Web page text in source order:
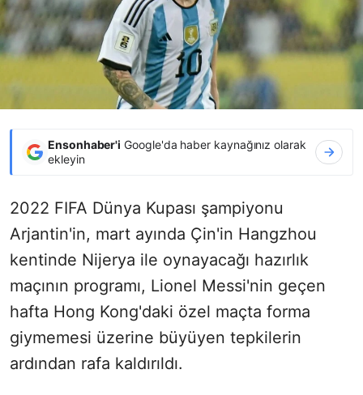
Ensonhaber'i Google'da haber kaynağınız olarak
ekleyin
2022 FIFA Dünya Kupası şampiyonu
Arjantin'in, mart ayında Çin'in Hangzhou
kentinde Nijerya ile oynayacağı hazırlık
maçının programı, Lionel Messi'nin geçen
hafta Hong Kong'daki özel maçta forma
giymemesi üzerine büyüyen tepkilerin
ardından rafa kaldırıldı.